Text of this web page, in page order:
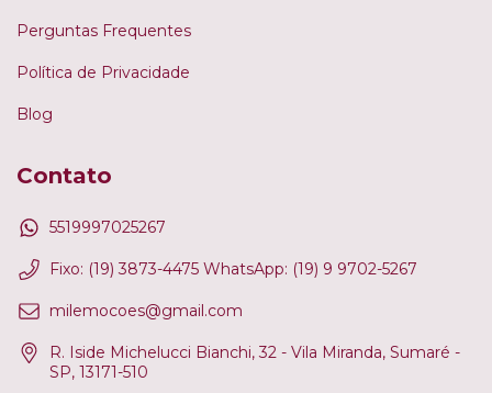
Perguntas Frequentes
Política de Privacidade
Blog
Contato
5519997025267
Fixo: (19) 3873-4475 WhatsApp: (19) 9 9702-5267
milemocoes@gmail.com
R. Iside Michelucci Bianchi, 32 - Vila Miranda, Sumaré -
SP, 13171-510